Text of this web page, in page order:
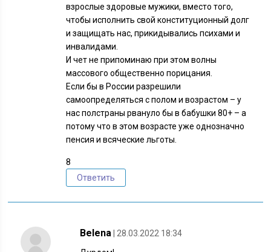
взрослые здоровые мужики, вместо того,
чтобы исполнить свой конституционный долг
и защищать нас, прикидывались психами и
инвалидами.
И чет не припоминаю при этом волны
массового общественно порицания.
Если бы в России разрешили
самоопределяться с полом и возрастом – у
нас полстраны рвануло бы в бабушки 80+ – а
потому что в этом возрасте уже однозначно
пенсия и всяческие льготы.
8
Ответить
Belena
| 28.03.2022 18:34